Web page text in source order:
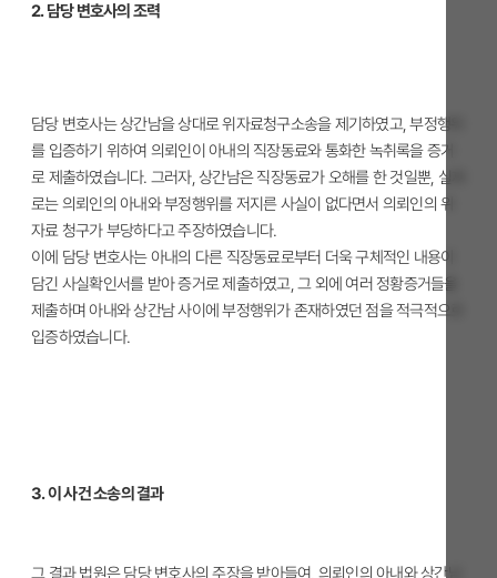
2. 담당 변호사의 조력
담당 변호사는 상간남을 상대로 위자료청구소송을 제기하였고, 부정행위
를 입증하기 위하여 의뢰인이 아내의 직장동료와 통화한 녹취록을 증거
로 제출하였습니다. 그러자, 상간남은 직장동료가 오해를 한 것일뿐, 실제
로는 의뢰인의 아내와 부정행위를 저지른 사실이 없다면서 의뢰인의 위
자료 청구가 부당하다고 주장하였습니다.
이에 담당 변호사는 아내의 다른 직장동료로부터 더욱 구체적인 내용이
담긴 사실확인서를 받아 증거로 제출하였고, 그 외에 여러 정황증거들을
제출하며 아내와 상간남 사이에 부정행위가 존재하였던 점을 적극적으로
입증하였습니다.
3. 이 사건 소송의 결과
그 결과 법원은 담당 변호사의 주장을 받아들여, 의뢰인의 아내와 상간남